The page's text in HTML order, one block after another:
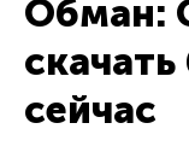
Обман:
сейчас